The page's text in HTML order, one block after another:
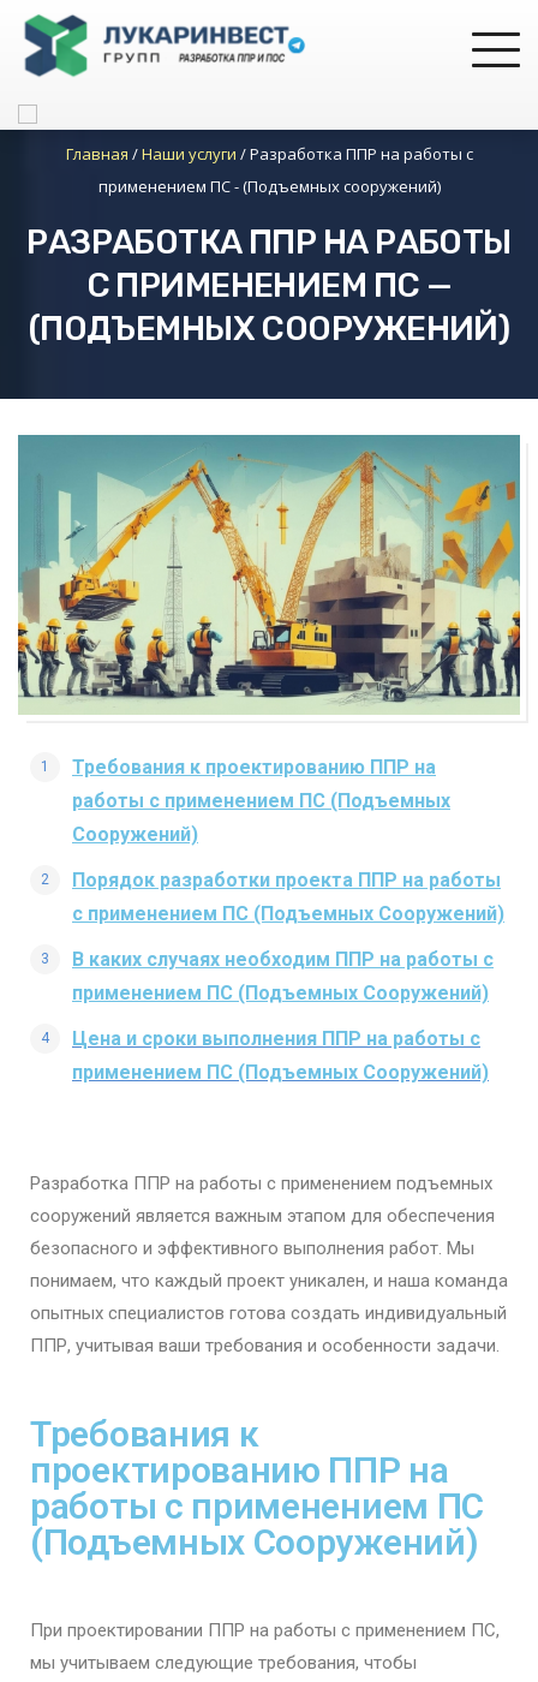
Главная /Наши услуги /Разработка ППР на работы с
применением ПС - (Подъемных сооружений)
РАЗРАБОТКА ППР НА РАБОТЫ
С ПРИМЕНЕНИЕМ ПС —
(ПОДЪЕМНЫХ СООРУЖЕНИЙ)
Требования к проектированию ППР на
работы с применением ПС (Подъемных
Сооружений)
Порядок разработки проекта ППР на работы
с применением ПС (Подъемных Сооружений)
В каких случаях необходим ППР на работы с
применением ПС (Подъемных Сооружений)
Цена и сроки выполнения ППР на работы с
применением ПС (Подъемных Сооружений)
Разработка ППР на работы с применением подъемных
сооружений является важным этапом для обеспечения
безопасного и эффективного выполнения работ. Мы
понимаем, что каждый проект уникален, и наша команда
опытных специалистов готова создать индивидуальный
ППР, учитывая ваши требования и особенности задачи.
Требования к
проектированию ППР на
работы с применением ПС
(Подъемных Сооружений)
При проектировании ППР на работы с применением ПС,
мы учитываем следующие требования, чтобы